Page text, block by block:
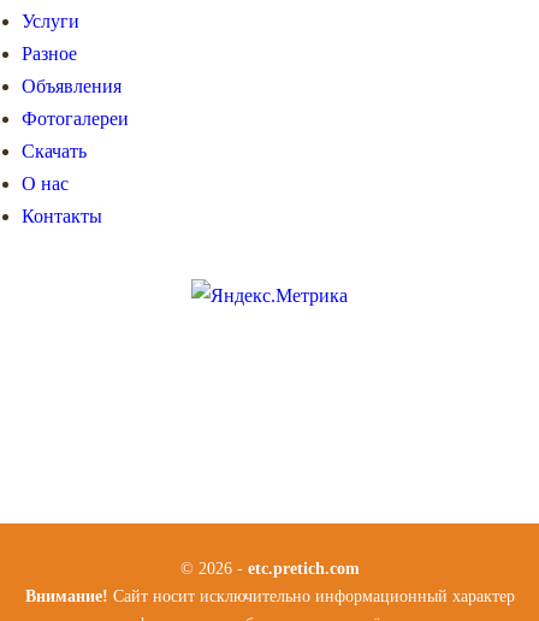
Услуги
Разное
Объявления
Фотогалереи
Скачать
О нас
Контакты
© 2026 - etc.pretich.com
Внимание! Сайт носит исключительно информационный характер